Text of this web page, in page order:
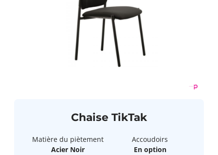
Chaise TikTak
Matière du piètement
Acier Noir
Accoudoirs
En option